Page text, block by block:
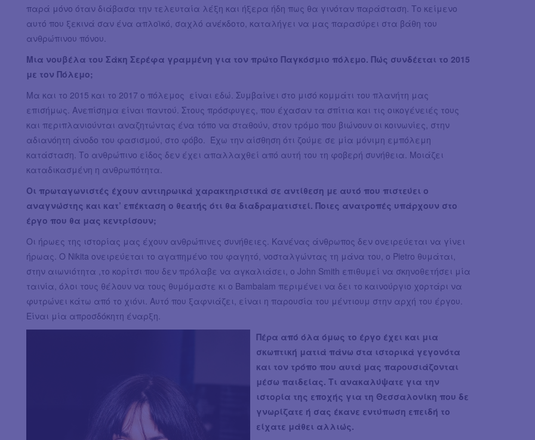
παρά μόνο όταν διάβασα την τελευταία λέξη και ήξερα ήδη πως θα γινόταν παράσταση. Το κείμενο
αυτό που ξεκινά σαν ένα απλοϊκό, σαχλό ανέκδοτο, καταλήγει να μας παρασύρει στα βάθη του
ανθρώπινου πόνου.
Μια νουβέλα του Σάκη Σερέφα γραμμένη για τον πρώτο Παγκόσμιο πόλεμο. Πώς συνδέεται το 2015
με τον Πόλεμο;
Μα και το 2015 και το 2017 ο πόλεμος είναι εδώ. Συμβαίνει στο μισό κομμάτι του πλανήτη μας
επισήμως. Ανεπίσημα είναι παντού. Στους πρόσφυγες, που έχασαν τα σπίτια και τις οικογένειές τους
και περιπλανιούνται αναζητώντας ένα τόπο να σταθούν, στον τρόμο που βιώνουν οι κοινωνίες, στην
αδιανόητη άνοδο του φασισμού, στο φόβο. Έχω την αίσθηση ότι ζούμε σε μία μόνιμη εμπόλεμη
κατάσταση. Το ανθρώπινο είδος δεν έχει απαλλαχθεί από αυτή του τη φοβερή συνήθεια. Μοιάζει
καταδικασμένη η ανθρωπότητα.
Οι πρωταγωνιστές έχουν αντιηρωικά χαρακτηριστικά σε αντίθεση με αυτό που πιστεύει ο
αναγνώστης και κατ’ επέκταση ο θεατής ότι θα διαδραματιστεί. Ποιες ανατροπές υπάρχουν στο
έργο που θα μας κεντρίσουν;
Οι ήρωες της ιστορίας μας έχουν ανθρώπινες συνήθειες. Κανένας άνθρωπος δεν ονειρεύεται να γίνει
ήρωας. Ο Nikita ονειρεύεται το αγαπημένο του φαγητό, νοσταλγώντας τη μάνα του, o Pietro θυμάται,
στην αιωνιότητα ,το κορίτσι που δεν πρόλαβε να αγκαλιάσει, o John Smith επιθυμεί να σκηνοθετήσει μία
ταινία, όλοι τους θέλουν να τους θυμόμαστε κι ο Bambalam περιμένει να δει το καινούργιο χορτάρι να
φυτρώνει κάτω από το χιόνι. Αυτό που ξαφνιάζει, είναι η παρουσία του μέντιουμ στην αρχή του έργου.
Είναι μία απροσδόκητη έναρξη.
Πέρα από όλα όμως το έργο έχει και μια
σκωπτική ματιά πάνω στα ιστορικά γεγονότα
και τον τρόπο που αυτά μας παρουσιάζονται
μέσω παιδείας. Τι ανακαλύψατε για την
ιστορία της εποχής για τη Θεσσαλονίκη που δε
γνωρίζατε ή σας έκανε εντύπωση επειδή το
είχατε μάθει αλλιώς.